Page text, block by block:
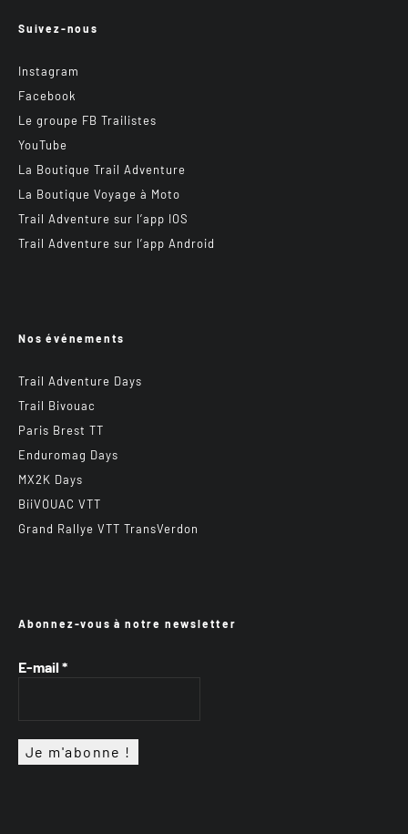
Suivez-nous
Instagram
Facebook
Le groupe FB Trailistes
YouTube
La Boutique Trail Adventure
La Boutique Voyage à Moto
Trail Adventure sur l’app IOS
Trail Adventure sur l’app Android
Nos événements
Trail Adventure Days
Trail Bivouac
Paris Brest TT
Enduromag Days
MX2K Days
BiiVOUAC VTT
Grand Rallye VTT TransVerdon
Abonnez-vous à notre newsletter
E-mail *